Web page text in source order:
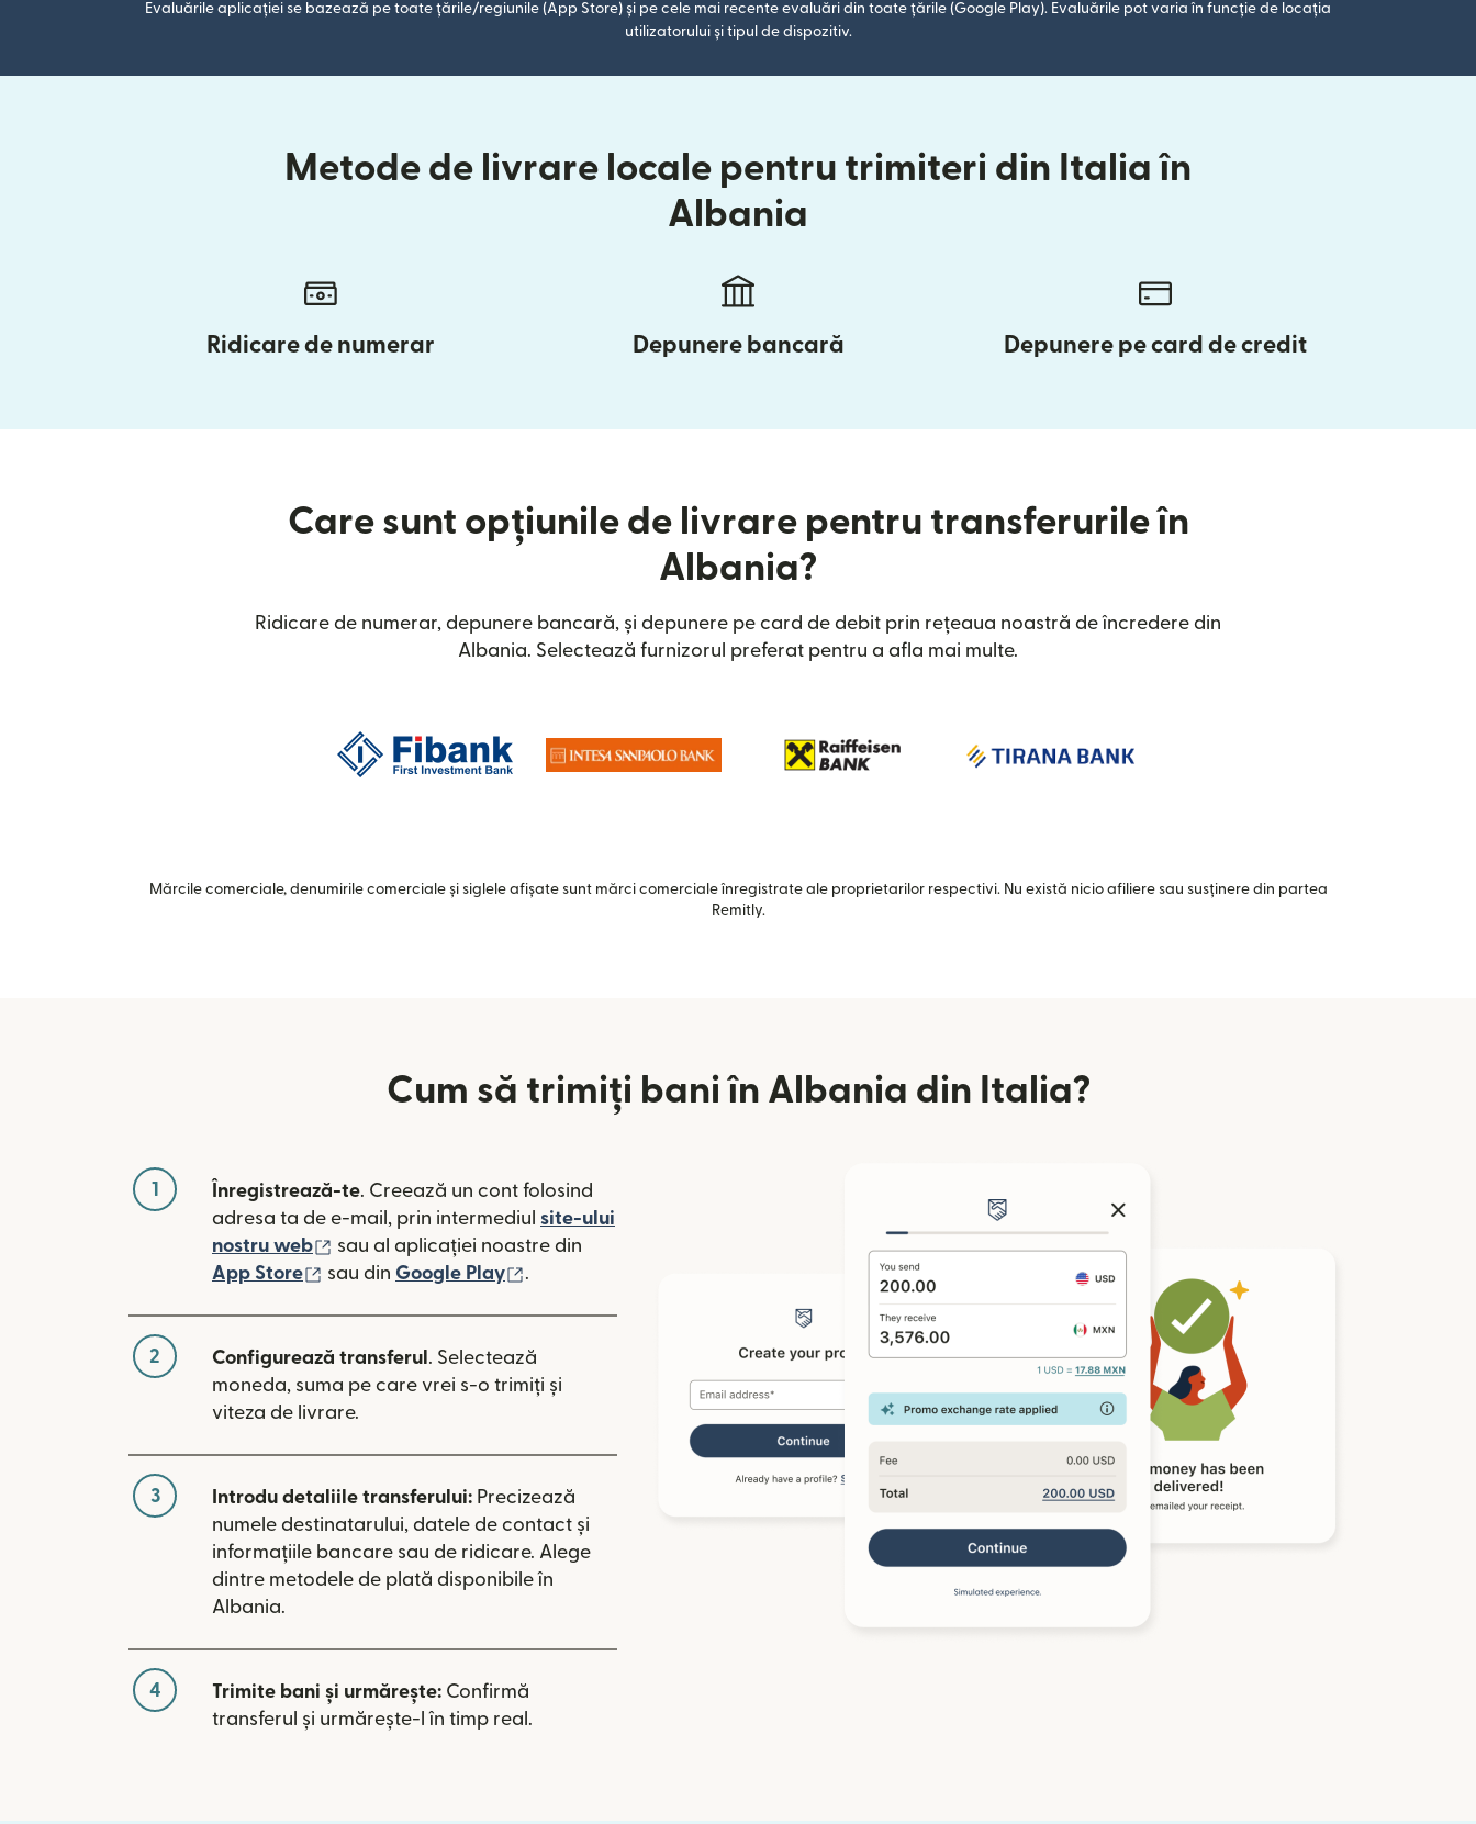
Evaluările aplicației se bazează pe toate țările/regiunile (App Store) și pe cele mai recente evaluări din toate țările (Google Play). Evaluările pot varia în funcție de locația
utilizatorului și tipul de dispozitiv.
Metode de livrare locale pentru trimiteri din Italia în
Albania
Ridicare de numerar Depunere bancară Depunere pe card de credit
Care sunt opțiunile de livrare pentru transferurile în
Albania?
Ridicare de numerar, depunere bancară, și depunere pe card de debit prin rețeaua noastră de încredere din
Albania. Selectează furnizorul preferat pentru a afla mai multe.
Mărcile comerciale, denumirile comerciale și siglele afișate sunt mărci comerciale înregistrate ale proprietarilor respectivi. Nu există nicio afiliere sau susținere din partea
Remitly.
Cum să trimiți bani în Albania din Italia?
1 Înregistrează-te. Creează un cont folosind
adresa ta de e-mail, prin intermediul site-ului
nostru web
(se deschide într-o fereastră nouă)
sau al aplicației noastre din
App Store
(se deschide într-o fereastră nouă)
sau din Google Play (se deschide într-o fereastră nouă)
.
2 Configurează transferul . Selectează
moneda, suma pe care vrei s-o trimiți și
viteza de livrare.
3 Introdu detaliile transferului: Precizează
numele destinatarului, datele de contact și
informațiile bancare sau de ridicare. Alege
dintre metodele de plată disponibile în
Albania.
4 Trimite bani și urmărește: Confirmă
transferul și urmărește-l în timp real.